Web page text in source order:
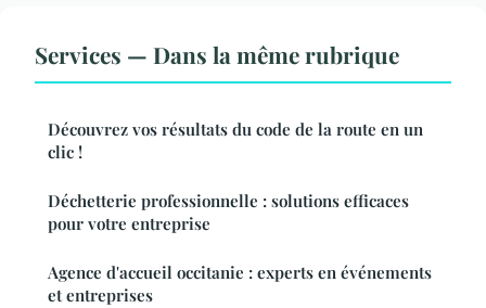
Services — Dans la même rubrique
Découvrez vos résultats du code de la route en un
clic !
Déchetterie professionnelle : solutions efficaces
pour votre entreprise
Agence d'accueil occitanie : experts en événements
et entreprises